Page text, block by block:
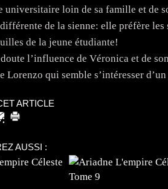
universitaire loin de sa famille et de
de la sienne: elle préfère les
de la jeune étudiante!
l’influence de Véronica et de
Lorenzo qui semble s’intéresser
ARTICLE
AUSSI :